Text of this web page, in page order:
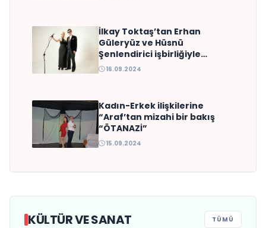
İlkay Toktaş’tan Erhan
Güleryüz ve Hüsnü
Şenlendirici işbirliğiyle
duygusal bir aşk
16.09.2024
Kadın-Erkek ilişkilerine
“Araf’tan mizahi bir bakış
“ÖTANAZİ”
15.09.2024
KÜLTÜR VE SANAT TÜMÜ